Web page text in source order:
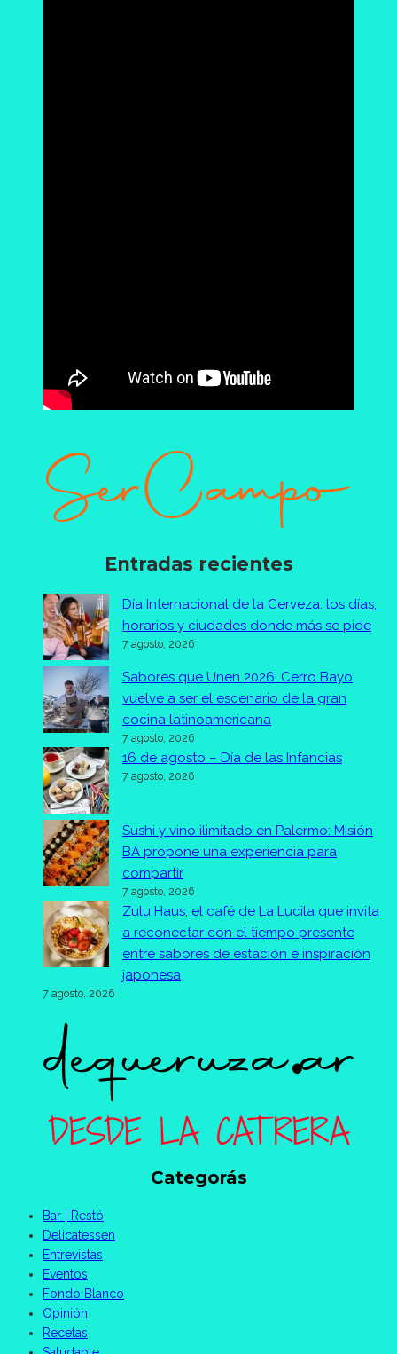
Entradas recientes
Día Internacional de la Cerveza: los días,
horarios y ciudades donde más se pide
7 agosto, 2026
Sabores que Unen 2026: Cerro Bayo
vuelve a ser el escenario de la gran
cocina latinoamericana
7 agosto, 2026
16 de agosto – Día de las Infancias
7 agosto, 2026
Sushi y vino ilimitado en Palermo: Misión
BA propone una experiencia para
compartir
7 agosto, 2026
Zulu Haus, el café de La Lucila que invita
a reconectar con el tiempo presente
entre sabores de estación e inspiración
japonesa
7 agosto, 2026
Categorás
Bar | Restó
Delicatessen
Entrevistas
Eventos
Fondo Blanco
Opinión
Recetas